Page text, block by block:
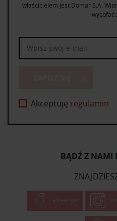
właścicielem jest Domar S.A.
wycofać
Akceptuję regulamin
BĄDŹ Z NAMI
FACEBOOK